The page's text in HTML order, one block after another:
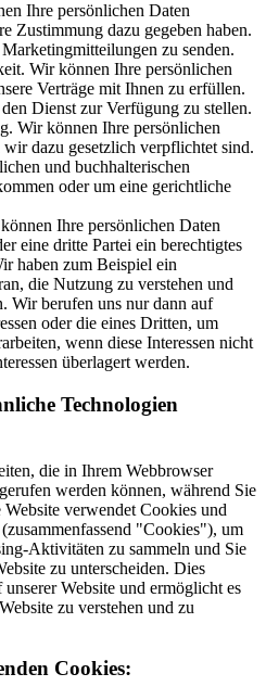
Ihre persönlichen Daten
Zustimmung dazu gegeben haben.
zu senden.
Wir können Ihre persönlichen
Verträge mit Ihnen zu erfüllen.
Dienst zur Verfügung zu stellen.
Wir können Ihre persönlichen
dazu gesetzlich verpflichtet sind.
und buchhalterischen
oder um eine gerichtliche
Ihre persönlichen Daten
eine dritte Partei ein berechtigtes
haben zum Beispiel ein
die Nutzung zu verstehen und
Wir berufen uns nur dann auf
oder die eines Dritten, um
wenn diese Interessen nicht
überlagert werden.
Technologien
die in Ihrem Webbrowser
werden können, während Sie
verwendet Cookies und
"Cookies"), um
Aktivitäten zu sammeln und Sie
zu unterscheiden. Dies
Website und ermöglicht es
zu verstehen und zu
Cookies: